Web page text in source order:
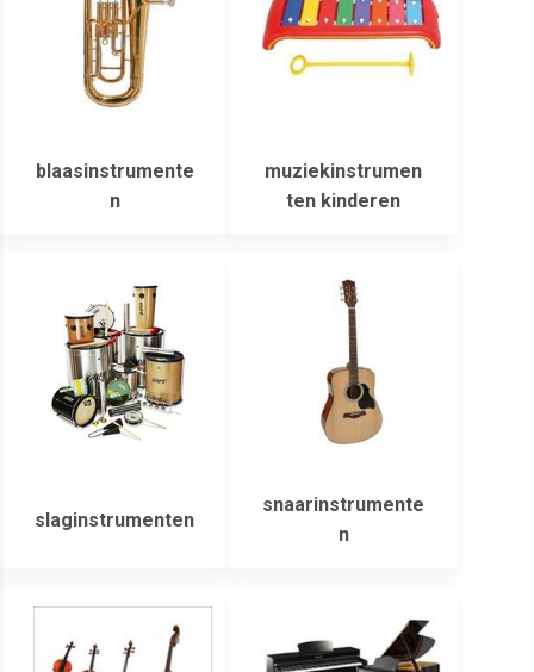
blaasinstrumente
n
muziekinstrumen
ten kinderen
slaginstrumenten
snaarinstrumente
n